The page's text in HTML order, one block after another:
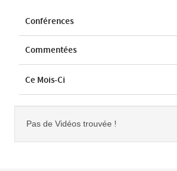
Conférences
Commentées
Ce Mois-Ci
Pas de Vidéos trouvée !